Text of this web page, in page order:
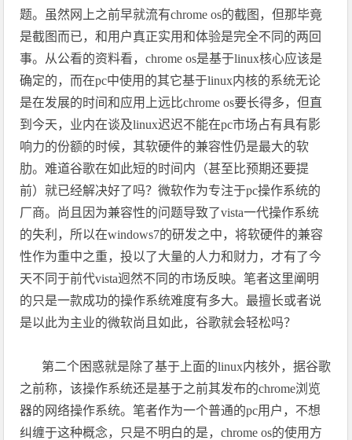
题。虽然网上之前早就流有chrome os的截图，但那毕竟
是截图而已，和用户真正实用和体验是完全不同的两回
事。从公看的资料看，chrome os是基于linux核心应该是
确定的，而在pc中使用的其它基于linux内核的系统无论
是在发展的时间和应用上远比chrome os要长得多，但直
到今天，业内在谈及linux迟迟不能在pc市场占有具有影
响力的份额的时候，其软硬件的兼容性仍是最大的软
肋。难道谷歌在如此短的时间内（甚至比预期还要提
前）就已经解决好了吗？微软作为专注于pc操作系统的
厂商。尚且因为兼容性的问题导致了vista一代操作系统
的失利，所以在windows7的研发之中，将软硬件的兼容
性作为重中之重，投以了大量的人力和财力，才有了今
天不同于前代vista迥然不同的市场反映。笔者这里阐明
的只是一款成功的操作系统难度有多大。最擅长或者说
是以此为主业的微软尚且如此，谷歌就会轻松吗？
第二个困惑就是除了基于上面的linux内核外，据谷歌
之前称，该操作系统还是基于之前其发布的chrome浏览
器的网络操作系统。笔者作为一个普通的pc用户，不想
纠缠于这种概念，只是不明白的是，chrome os的使用方